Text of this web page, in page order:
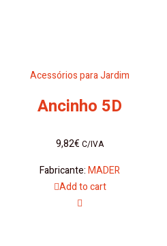
Acessórios para Jardim
Ancinho 5D
9,82€ C/IVA
Fabricante:MADER
Add to cart